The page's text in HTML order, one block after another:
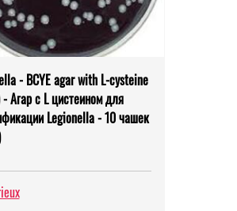
- BCYE agar with L-cysteine
- Агар с L цистеином для
Legionella - 10 чашек